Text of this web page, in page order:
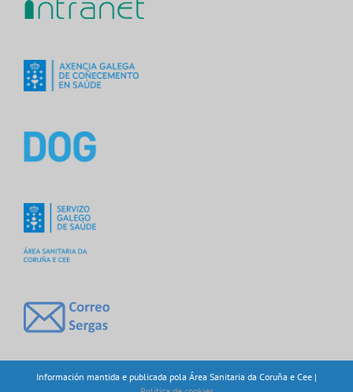
Información mantida e publicada pola Área Sanitaria da Coruña e Cee |